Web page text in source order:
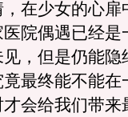
在少女的心扉
院偶遇已经是
，但是仍能隐
最终能不能在
会给我们带来